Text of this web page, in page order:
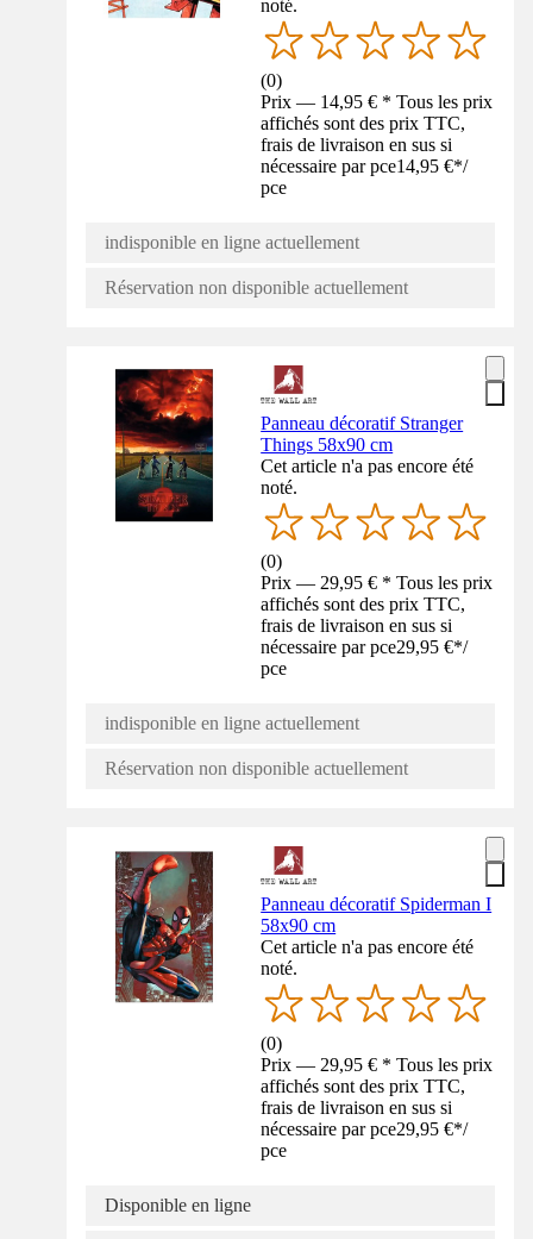
noté.
(0)
Prix — 14,95 € * Tous les prix
affichés sont des prix TTC,
frais de livraison en sus si
nécessaire par pce14,95 €*/
pce
indisponible en ligne actuellement
Réservation non disponible actuellement
Panneau décoratif Stranger
Things 58x90 cm
Cet article n'a pas encore été
noté.
(0)
Prix — 29,95 € * Tous les prix
affichés sont des prix TTC,
frais de livraison en sus si
nécessaire par pce29,95 €*/
pce
indisponible en ligne actuellement
Réservation non disponible actuellement
Panneau décoratif Spiderman I
58x90 cm
Cet article n'a pas encore été
noté.
(0)
Prix — 29,95 € * Tous les prix
affichés sont des prix TTC,
frais de livraison en sus si
nécessaire par pce29,95 €*/
pce
Disponible en ligne